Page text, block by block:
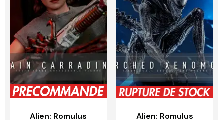
Alien: Romulus
Alien: Romulus